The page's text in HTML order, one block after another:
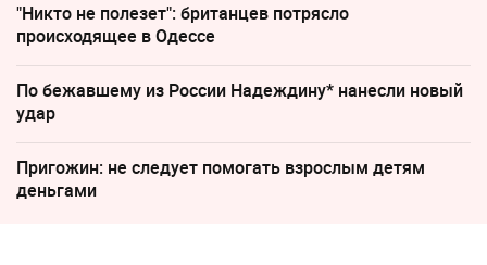
"Никто не полезет": британцев потрясло
происходящее в Одессе
По бежавшему из России Надеждину* нанесли новый
удар
Пригожин: не следует помогать взрослым детям
деньгами